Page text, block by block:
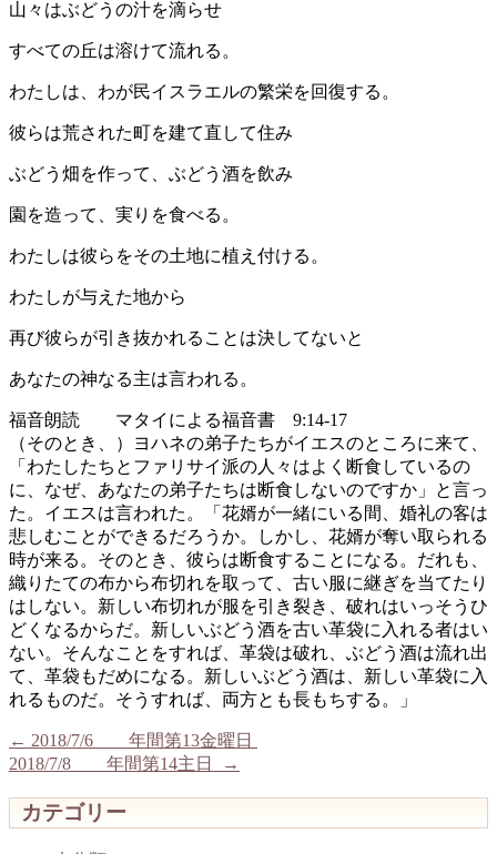
山々はぶどうの汁を滴らせ
すべての丘は溶けて流れる。
わたしは、わが民イスラエルの繁栄を回復する。
彼らは荒された町を建て直して住み
ぶどう畑を作って、ぶどう酒を飲み
園を造って、実りを食べる。
わたしは彼らをその土地に植え付ける。
わたしが与えた地から
再び彼らが引き抜かれることは決してないと
あなたの神なる主は言われる。
福音朗読 マタイによる福音書 9:14-17
（そのとき、）ヨハネの弟子たちがイエスのところに来て、
「わたしたちとファリサイ派の人々はよく断食しているの
に、なぜ、あなたの弟子たちは断食しないのですか」と言っ
た。イエスは言われた。「花婿が一緒にいる間、婚礼の客は
悲しむことができるだろうか。しかし、花婿が奪い取られる
時が来る。そのとき、彼らは断食することになる。だれも、
織りたての布から布切れを取って、古い服に継ぎを当てたり
はしない。新しい布切れが服を引き裂き、破れはいっそうひ
どくなるからだ。新しいぶどう酒を古い革袋に入れる者はい
ない。そんなことをすれば、革袋は破れ、ぶどう酒は流れ出
て、革袋もだめになる。新しいぶどう酒は、新しい革袋に入
れるものだ。そうすれば、両方とも長もちする。」
← 2018/7/6 年間第13金曜日
2018/7/8 年間第14主日
→
カテゴリー